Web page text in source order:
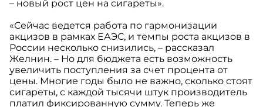
– новый рост цен на сигареты».
«Сейчас ведется работа по гармонизации
акцизов в рамках ЕАЭС, и темпы роста акцизов в
России несколько снизились, – рассказал
Желнин. – Но для бюджета есть возможность
увеличить поступления за счет процента от
цены. Многие годы было не важно, сколько стоят
сигареты, с каждой тысячи штук производитель
платил фиксированную сумму. Теперь же